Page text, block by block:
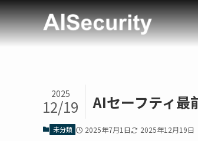
AIセーフティ最
2025
12/19
未分類 2025年7月1日 2025年12月19日